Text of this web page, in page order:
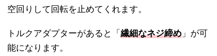
空回りして回転を止めてくれます。
トルクアダプターがあると「 繊細なネジ締め 」が可
能になります。